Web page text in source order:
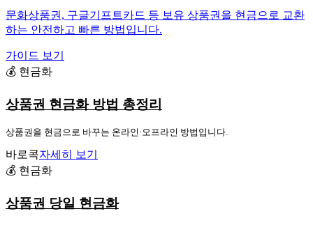
문화상품권, 구글기프트카드 등 보유 상품권을 현금으로 교환
하는 안전하고 빠른 방법입니다.
가이드 보기
💰 현금화
상품권 현금화 방법 총정리
상품권을 현금으로 바꾸는 온라인·오프라인 방법입니다.
바로콕자세히 보기
💰 현금화
상품권 당일 현금화